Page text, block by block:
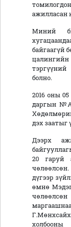
ажилласан
Миний
байгаагүй
болно.
2016 оны
даргын
дэх заатыг
Дээрх
20 гаруй
дүгээр
өмнө
холбооны